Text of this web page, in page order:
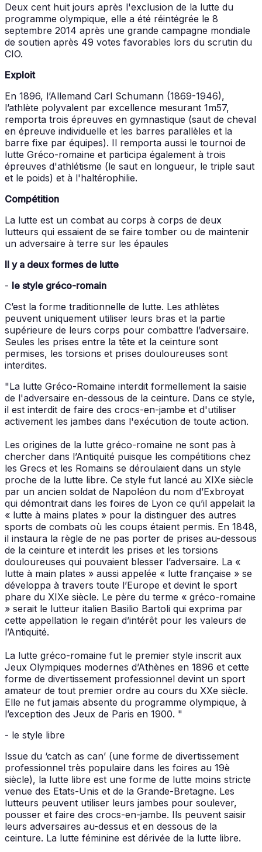
Deux cent huit jours après l'exclusion de la lutte du
programme olympique, elle a été réintégrée le 8
septembre 2014 après une grande campagne mondiale
de soutien après 49 votes favorables lors du scrutin du
CIO.
Exploit
En 1896, l’Allemand Carl Schumann (1869-1946),
l’athlète polyvalent par excellence mesurant 1m57,
remporta trois épreuves en gymnastique (saut de cheval
en épreuve individuelle et les barres parallèles et la
barre fixe par équipes). Il remporta aussi le tournoi de
lutte Gréco-romaine et participa également à trois
épreuves d'athlétisme (le saut en longueur, le triple saut
et le poids) et à l'haltérophilie.
Compétition
La lutte est un combat au corps à corps de deux
lutteurs qui essaient de se faire tomber ou de maintenir
un adversaire à terre sur les épaules
Il y a deux formes de lutte
- le style gréco-romain
C’est la forme traditionnelle de lutte. Les athlètes
peuvent uniquement utiliser leurs bras et la partie
supérieure de leurs corps pour combattre l’adversaire.
Seules les prises entre la tête et la ceinture sont
permises, les torsions et prises douloureuses sont
interdites.
"La lutte Gréco-Romaine interdit formellement la saisie
de l'adversaire en-dessous de la ceinture. Dans ce style,
il est interdit de faire des crocs-en-jambe et d'utiliser
activement les jambes dans l'exécution de toute action.
Les origines de la lutte gréco-romaine ne sont pas à
chercher dans l’Antiquité puisque les compétitions chez
les Grecs et les Romains se déroulaient dans un style
proche de la lutte libre. Ce style fut lancé au XIXe siècle
par un ancien soldat de Napoléon du nom d’Exbroyat
qui démontrait dans les foires de Lyon ce qu’il appelait la
« lutte à mains plates » pour la distinguer des autres
sports de combats où les coups étaient permis. En 1848,
il instaura la règle de ne pas porter de prises au-dessous
de la ceinture et interdit les prises et les torsions
douloureuses qui pouvaient blesser l’adversaire. La «
lutte à main plates » aussi appelée « lutte française » se
développa à travers toute l’Europe et devint le sport
phare du XIXe siècle. Le père du terme « gréco-romaine
» serait le lutteur italien Basilio Bartoli qui exprima par
cette appellation le regain d’intérêt pour les valeurs de
l’Antiquité.
La lutte gréco-romaine fut le premier style inscrit aux
Jeux Olympiques modernes d’Athènes en 1896 et cette
forme de divertissement professionnel devint un sport
amateur de tout premier ordre au cours du XXe siècle.
Elle ne fut jamais absente du programme olympique, à
l’exception des Jeux de Paris en 1900. "
- le style libre
Issue du ‘catch as can’ (une forme de divertissement
professionnel très populaire dans les foires au 19è
siècle), la lutte libre est une forme de lutte moins stricte
venue des Etats-Unis et de la Grande-Bretagne. Les
lutteurs peuvent utiliser leurs jambes pour soulever,
pousser et faire des crocs-en-jambe. Ils peuvent saisir
leurs adversaires au-dessus et en dessous de la
ceinture. La lutte féminine est dérivée de la lutte libre.